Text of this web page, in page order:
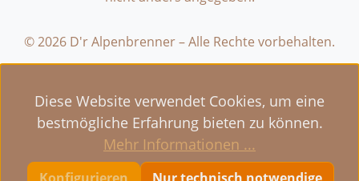
© 2026 D'r Alpenbrenner – Alle Rechte vorbehalten.
Diese Website verwendet Cookies, um eine
bestmögliche Erfahrung bieten zu können.
Mehr Informationen ...